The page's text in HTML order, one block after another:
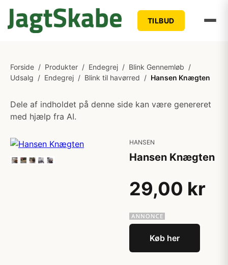
TILBUD
Forside / Produkter / Endegrej / Blink Gennemløb /
Udsalg / Endegrej / Blink til havørred / Hansen Knægten
Dele af indholdet på denne side kan være genereret
med hjælp fra AI.
HANSEN
Hansen Knægten
29,00 kr
Køb her